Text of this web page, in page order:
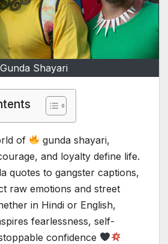
Gunda Shayari
of
gunda shayari,
and loyalty define life.
quotes to gangster captions,
raw emotions and street
in Hindi or English,
fearlessness, self-
confidence